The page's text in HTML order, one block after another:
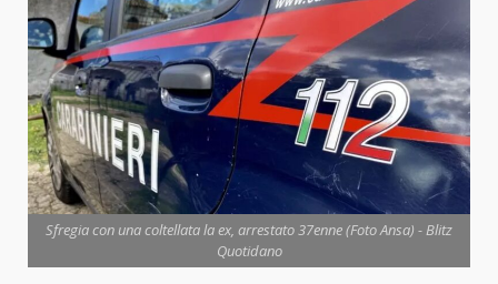
Sfregia con una coltellata la ex, arrestato 37enne (Foto Ansa) - Blitz
Quotidano